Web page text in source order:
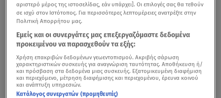
αριστερό μέρος της ιστοσελίδας, εάν υπάρχει]. Οι επιλογές σας θα τεθούν
σε ισχύ στον Ιστότοπος. Για περισσότερες λεπτομέρειες ανατρέξτε στην
Πολιτική Απορρήτου μας.
Εμείς και οι συνεργάτες μας επεξεργαζόμαστε δεδομένα
προκειμένου να παρασχεθούν τα εξής:
Χρήση επακριβών δεδομένων γεωεντοπισμού. Ακριβής σάρωση
χαρακτηριστικών συσκευής για αναγνώριση ταυτότητας. Αποθήκευση ή/
και πρόσβαση στα δεδομένα μιας συσκευής. Εξατομικευμένη διαφήμιση
και περιεχόμενο, μέτρηση διαφήμισης και περιεχομένου, έρευνα κοινού
και ανάπτυξη υπηρεσιών.
Κατάλογος συνεργατών (προμηθευτές)